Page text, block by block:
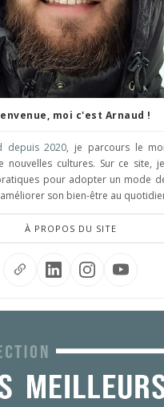
moi c'est Arnaud !
depuis 2020, je parcours le
nouvelles cultures. Sur ce site,
pour adopter un mode
son bien-être au
À PROPOS DU SITE